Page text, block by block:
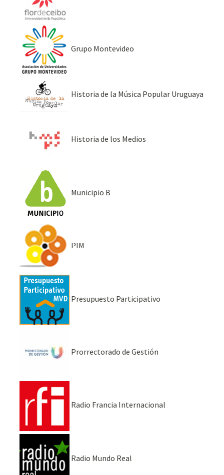
Grupo Montevideo
Historia de la Música Popular Uruguaya
Historia de los Medios
Municipio B
PIM
Presupuesto Participativo
Prorrectorado de Gestión
Radio Francia Internacional
Radio Mundo Real